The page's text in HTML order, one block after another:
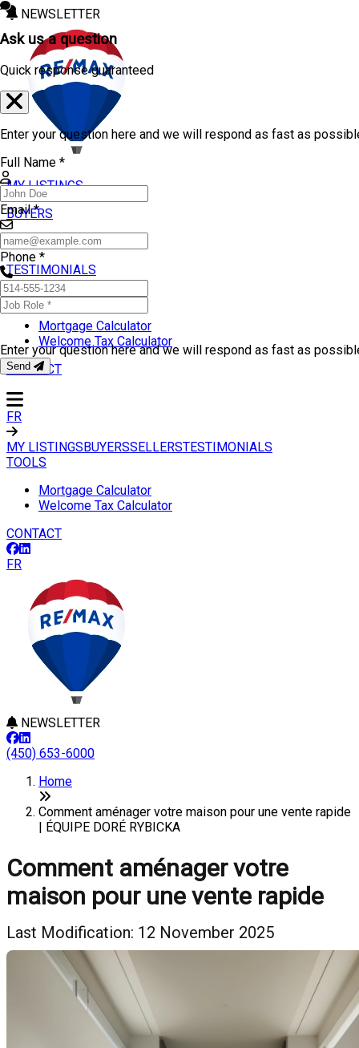
NEWSLETTER
MY LISTINGS
BUYERS
SELLERS
TESTIMONIALS
TOOLS
Mortgage Calculator
Welcome Tax Calculator
CONTACT
FR
MY LISTINGSBUYERSSELLERSTESTIMONIALS
TOOLS
Mortgage Calculator
Welcome Tax Calculator
CONTACT
FR
NEWSLETTER
(450) 653-6000
Home
Comment aménager votre maison pour une vente rapide
| ÉQUIPE DORÉ RYBICKA
Comment aménager votre
maison pour une vente rapide
Last Modification: 12 November 2025
Ask us a question
Quick response guaranteed
Enter your question here and we will respond as fast as
Full Name *
Email *
Phone *
Enter your question here and we will respond as fast as
Send